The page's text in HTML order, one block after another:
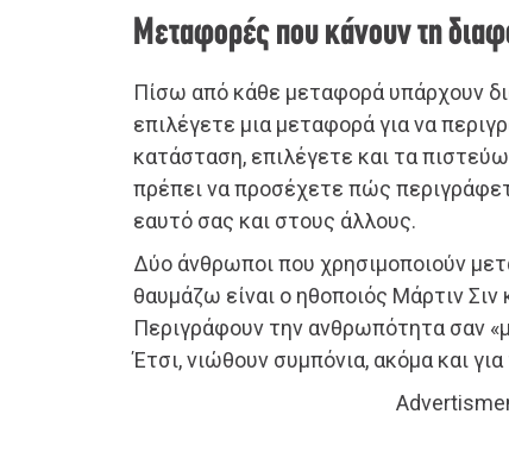
Μεταφορές που κάνουν τη
Πίσω από κάθε μεταφορά υπάρχουν
επιλέγετε μια μεταφορά για να
κατάσταση, επιλέγετε και τα πιστεύω
πρέπει να προσέχετε πώς
εαυτό σας και στους άλλους.
Δύο άνθρωποι που χρησιμοποιούν
θαυμάζω είναι ο ηθοποιός Μάρτιν Σιν
Περιγράφουν την ανθρωπότητα σαν
Έτσι, νιώθουν συμπόνια, ακόμα και